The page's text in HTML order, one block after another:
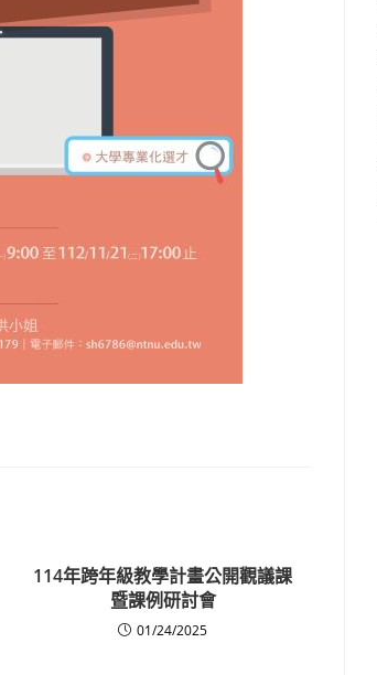
114年跨年級教學計畫公開觀議課
暨課例研討會
01/24/2025